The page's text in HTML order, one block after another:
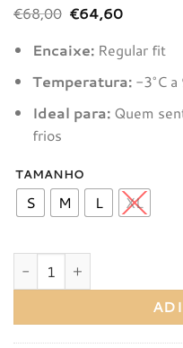
€68,00 O
preço
original
era:
€64,60O
atual
é:
Encaixe: Regular fit
Temperatura: -3°C a
Ideal para:Quem
frios
TAMANHO
S M L XL
Quantidade de Luvas